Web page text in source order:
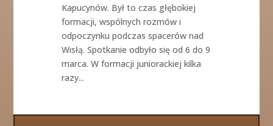
Kapucynów. Był to czas głębokiej
formacji, wspólnych rozmów i
odpoczynku podczas spacerów nad
Wisłą. Spotkanie odbyło się od 6 do 9
marca. W formacji juniorackiej kilka
razy...